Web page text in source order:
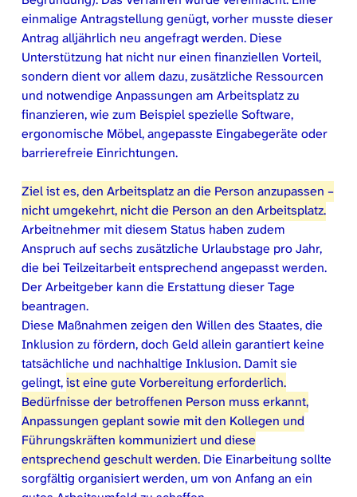
einmalige Antragstellung genügt, vorher musste dieser
Antrag alljährlich neu angefragt werden. Diese
Unterstützung hat nicht nur einen finanziellen Vorteil,
sondern dient vor allem dazu, zusätzliche Ressourcen
und notwendige Anpassungen am Arbeitsplatz zu
finanzieren, wie zum Beispiel spezielle Software,
ergonomische Möbel, angepasste Eingabegeräte oder
barrierefreie Einrichtungen.
Ziel ist es, den Arbeitsplatz an die Person anzupassen –
nicht umgekehrt, nicht die Person an den Arbeitsplatz.
Arbeitnehmer mit diesem Status haben zudem
Anspruch auf sechs zusätzliche Urlaubstage pro Jahr,
die bei Teilzeitarbeit entsprechend angepasst werden.
Der Arbeitgeber kann die Erstattung dieser Tage
beantragen.
Diese Maßnahmen zeigen den Willen des Staates, die
Inklusion zu fördern, doch Geld allein garantiert keine
tatsächliche und nachhaltige Inklusion. Damit sie
gelingt,ist eine gute Vorbereitung erforderlich.
Bedürfnisse der betroffenen Person muss erkannt,
Anpassungen geplant sowie mit den Kollegen und
Führungskräften kommuniziert und diese
entsprechend geschult werden.Die Einarbeitung sollte
sorgfältig organisiert werden, um von Anfang an ein